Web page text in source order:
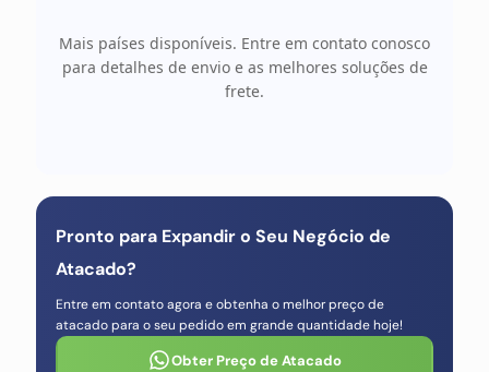
Mais países disponíveis. Entre em contato conosco
para detalhes de envio e as melhores soluções de
frete.
Pronto para Expandir o Seu Negócio de
Atacado?
Entre em contato agora e obtenha o melhor preço de
atacado para o seu pedido em grande quantidade hoje!
Obter Preço de Atacado